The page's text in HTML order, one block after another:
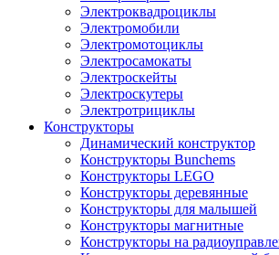
Электроквадроциклы
Электромобили
Электромотоциклы
Электросамокаты
Электроскейты
Электроскутеры
Электротрициклы
Конструкторы
Динамический конструктор
Конструкторы Bunchems
Конструкторы LEGO
Конструкторы деревянные
Конструкторы для малышей
Конструкторы магнитные
Конструкторы на